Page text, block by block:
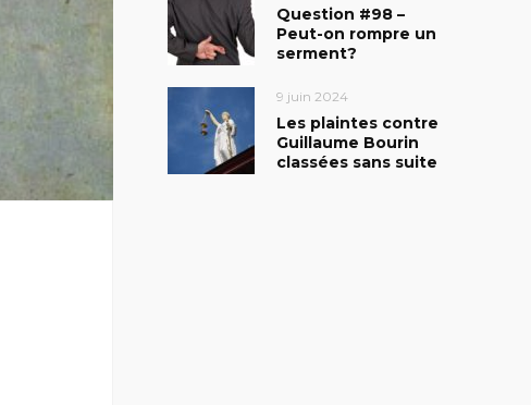
Question #98 –
Peut-on rompre un
serment?
9 juin 2024
Les plaintes contre
Guillaume Bourin
classées sans suite